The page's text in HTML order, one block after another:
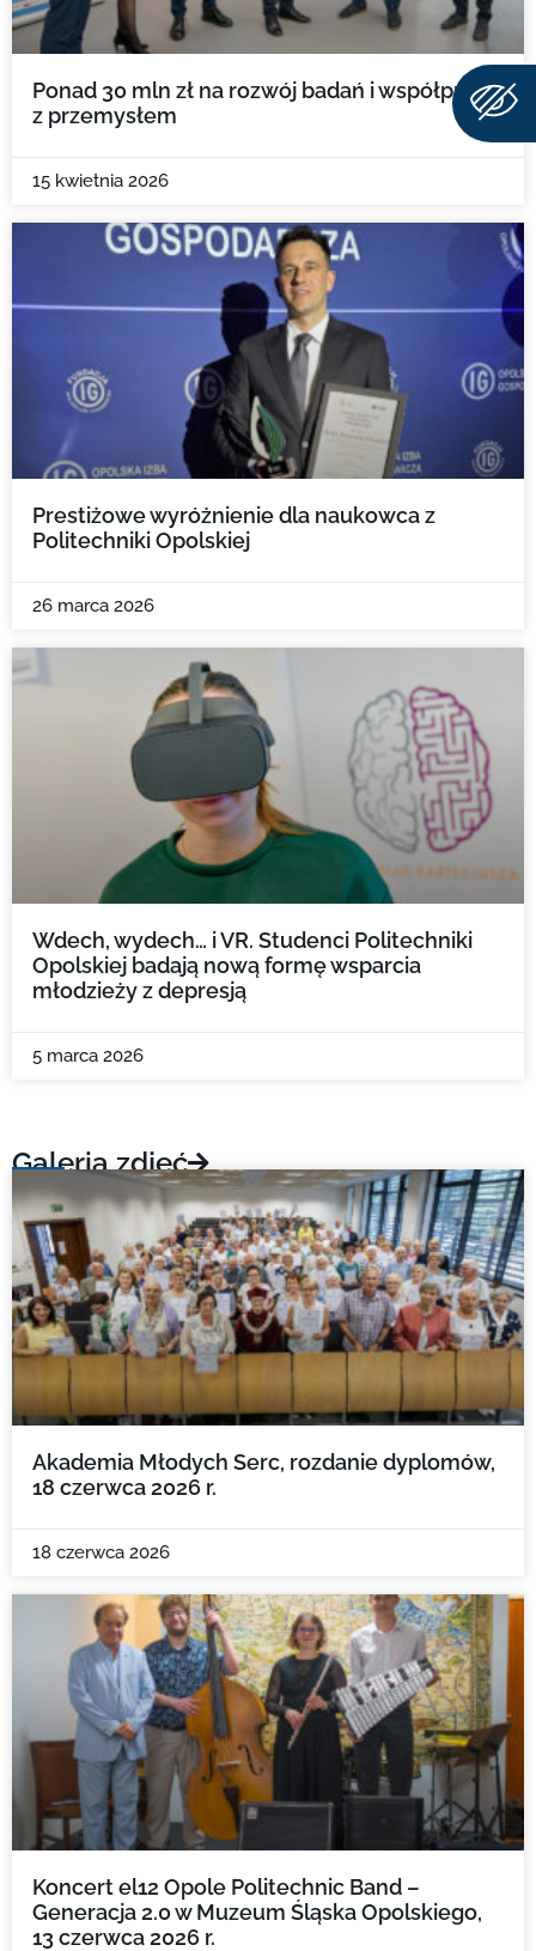
Ponad 30 mln zł na rozwój badań i współpracy
z przemysłem
15 kwietnia 2026
Prestiżowe wyróżnienie dla naukowca z
Politechniki Opolskiej
26 marca 2026
Wdech, wydech… i VR. Studenci Politechniki
Opolskiej badają nową formę wsparcia
młodzieży z depresją
5 marca 2026
Galeria zdjęć
Akademia Młodych Serc, rozdanie dyplomów,
18 czerwca 2026 r.
18 czerwca 2026
Koncert el12 Opole Politechnic Band –
Generacja 2.0 w Muzeum Śląska Opolskiego,
13 czerwca 2026 r.